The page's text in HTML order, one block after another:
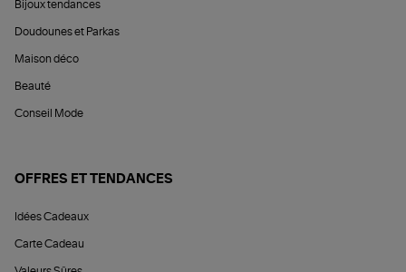
Bijoux tendances
Doudounes et Parkas
Maison déco
Beauté
Conseil Mode
OFFRES ET TENDANCES
Idées Cadeaux
Carte Cadeau